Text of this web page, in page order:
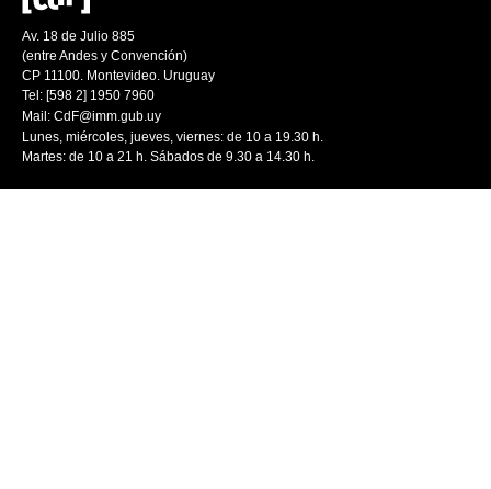
Av. 18 de Julio 885
(entre Andes y Convención)
CP 11100. Montevideo. Uruguay
Tel: [598 2] 1950 7960
Mail: CdF@imm.gub.uy
Lunes, miércoles, jueves, viernes: de 10 a 19.30 h.
Martes: de 10 a 21 h. Sábados de 9.30 a 14.30 h.